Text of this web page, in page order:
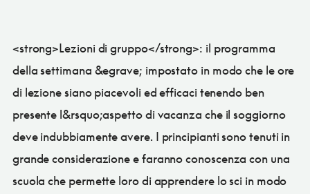
<strong>Lezioni di gruppo</strong>: il programma
della settimana &egrave; impostato in modo che le ore
di lezione siano piacevoli ed efficaci tenendo ben
presente l&rsquo;aspetto di vacanza che il soggiorno
deve indubbiamente avere. I principianti sono tenuti in
grande considerazione e faranno conoscenza con una
scuola che permette loro di apprendere lo sci in modo